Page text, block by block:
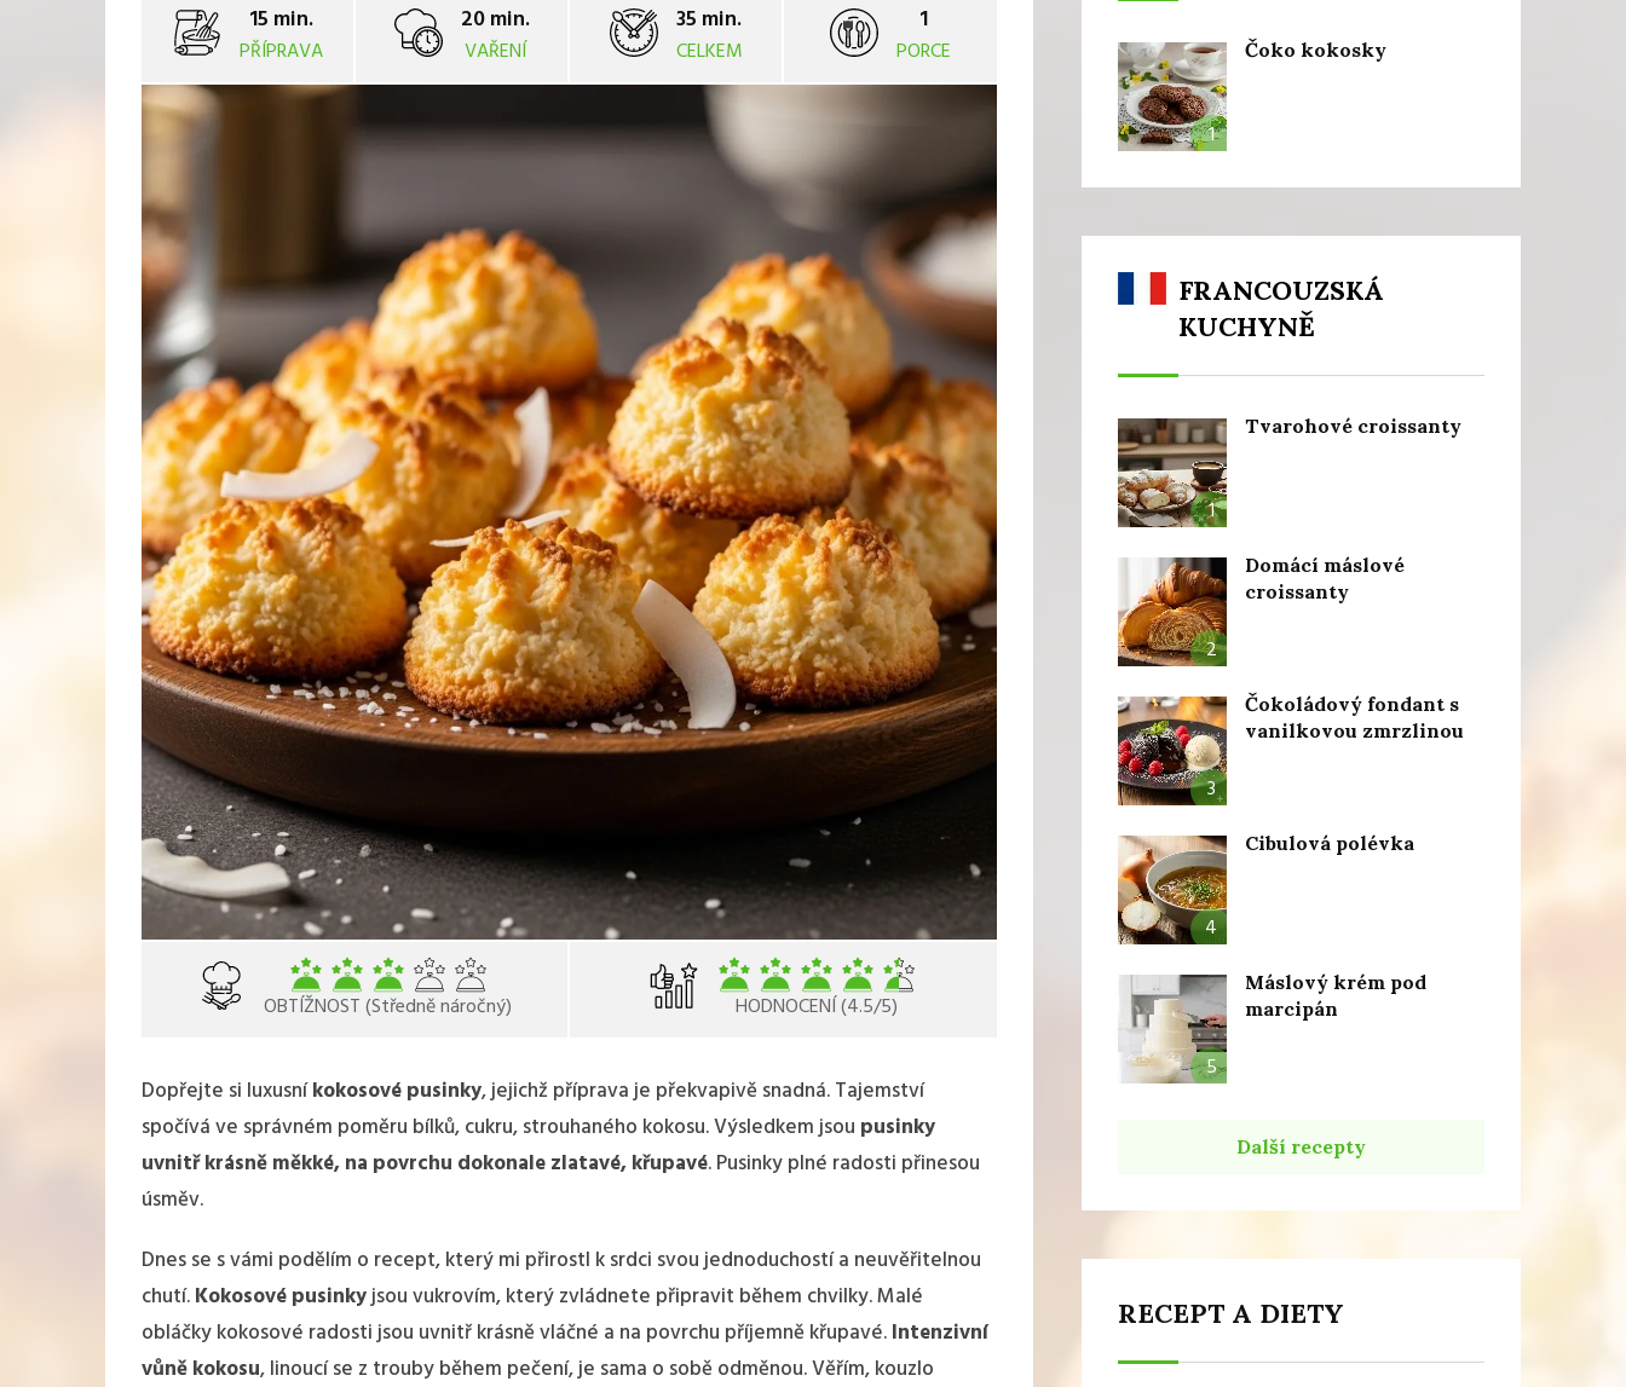
15 min.
PŘÍPRAVA
20 min.
VAŘENÍ
35 min.
CELKEM
1
PORCE
OBTÍŽNOST (Středně náročný) HODNOCENÍ (4.5/5)
Dopřejte si luxusníkokosové pusinky, jejichž příprava je překvapivě snadná. Tajemství
spočívá ve správném poměru bílků, cukru, strouhaného kokosu. Výsledkem jsou pusinky
uvnitř krásně měkké, na povrchu dokonale zlatavé, křupavé. Pusinky plné radosti přinesou
úsměv.
Dnes se s vámi podělím o recept, který mi přirostl k srdci svou jednoduchostí a neuvěřitelnou
chutí.Kokosové pusinkyjsou vukrovím, který zvládnete připravit během chvilky. Malé
obláčky kokosové radosti jsou uvnitř krásně vláčné a na povrchu příjemně křupavé.Intenzivní
vůně kokosu, linoucí se z trouby během pečení, je sama o sobě odměnou. Věřím, kouzlo
1
Čoko kokosky
FRANCOUZSKÁ
KUCHYNĚ
1
Tvarohové croissanty
2
Domácí máslové
croissanty
3
Čokoládový fondant s
vanilkovou zmrzlinou
4
Cibulová polévka
5
Máslový krém pod
marcipán
Další recepty
RECEPT A DIETY